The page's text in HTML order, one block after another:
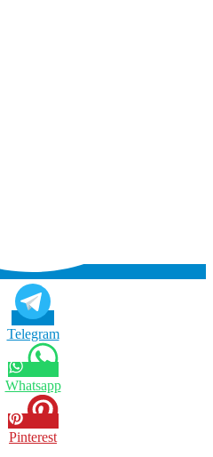
Telegram
Whatsapp
Pinterest